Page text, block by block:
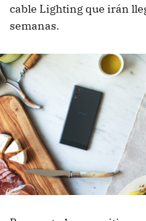
cable Lighting que irán
semanas.